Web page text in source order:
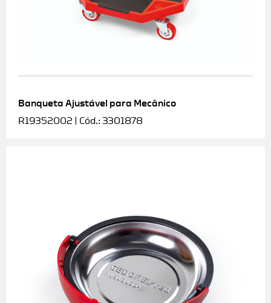
Banqueta Ajustável para Mecânico
R19352002 | Cód.: 3301878